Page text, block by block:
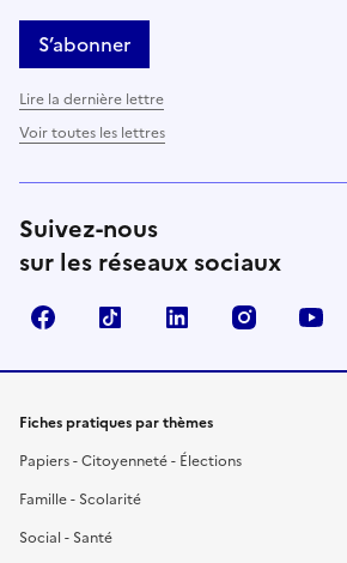
S’abonner
Lire la dernière lettre
Voir toutes les lettres
Suivez-nous
sur les réseaux sociaux
FacebookTikTok LinkedIn Instagram
Fiches pratiques par thèmes
Papiers - Citoyenneté - Élections
Famille - Scolarité
Social - Santé